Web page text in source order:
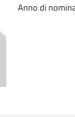
Anno di